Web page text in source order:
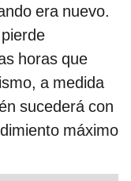
era nuevo.
horas que
a medida
sucederá con
máximo